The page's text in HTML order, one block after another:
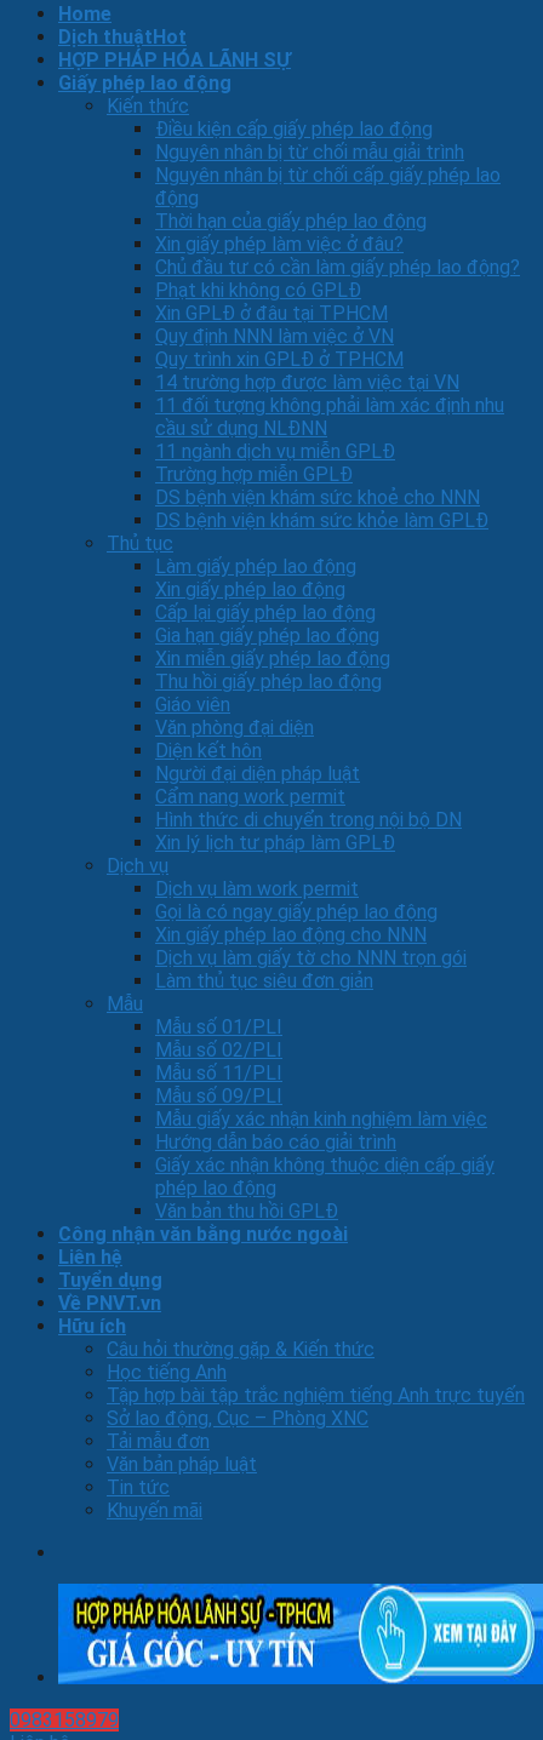
Home
Dịch thuật
HỢP PHÁP HÓA LÃNH SỰ
Giấy phép lao động
Kiến thức
Điều kiện cấp giấy phép lao động
Nguyên nhân bị từ chối mẫu giải trình
Nguyên nhân bị từ chối cấp giấy phép lao
động
Thời hạn của giấy phép lao động
Xin giấy phép làm việc ở đâu?
Chủ đầu tư có cần làm giấy phép lao động?
Phạt khi không có GPLĐ
Xin GPLĐ ở đâu tại TPHCM
Quy định NNN làm việc ở VN
Quy trình xin GPLĐ ở TPHCM
14 trường hợp được làm việc tại VN
11 đối tượng không phải làm xác định nhu
cầu sử dụng NLĐNN
11 ngành dịch vụ miễn GPLĐ
Trường hợp miễn GPLĐ
DS bệnh viện khám sức khoẻ cho NNN
DS bệnh viện khám sức khỏe làm GPLĐ
Thủ tục
Làm giấy phép lao động
Xin giấy phép lao động
Cấp lại giấy phép lao động
Gia hạn giấy phép lao động
Xin miễn giấy phép lao động
Thu hồi giấy phép lao động
Giáo viên
Văn phòng đại diện
Diện kết hôn
Người đại diện pháp luật
Cẩm nang work permit
Hình thức di chuyển trong nội bộ DN
Xin lý lịch tư pháp làm GPLĐ
Dịch vụ
Dịch vụ làm work permit
Gọi là có ngay giấy phép lao động
Xin giấy phép lao động cho NNN
Dịch vụ làm giấy tờ cho NNN trọn gói
Làm thủ tục siêu đơn giản
Mẫu
Mẫu số 01/PLI
Mẫu số 02/PLI
Mẫu số 11/PLI
Mẫu số 09/PLI
Mẫu giấy xác nhận kinh nghiệm làm việc
Hướng dẫn báo cáo giải trình
Giấy xác nhận không thuộc diện cấp giấy
phép lao động
Văn bản thu hồi GPLĐ
Công nhận văn bằng nước ngoài
Liên hệ
Tuyển dụng
Về PNVT.vn
Hữu ích
Câu hỏi thường gặp & Kiến thức
Học tiếng Anh
Tập hợp bài tập trắc nghiệm tiếng Anh trực tuyến
Sở lao động, Cục – Phòng XNC
Tải mẫu đơn
Văn bản pháp luật
Tin tức
Khuyến mãi
0983158979